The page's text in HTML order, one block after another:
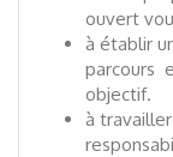
ouvert
à établir
parcours
objectif.
à